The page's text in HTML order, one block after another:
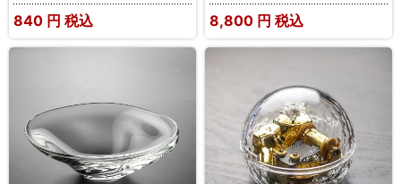
840 円 税込 8,800 円 税込